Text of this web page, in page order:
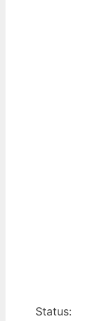
Status: